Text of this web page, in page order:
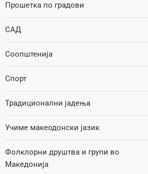
Прошетка по градови
САД
Соопштенија
Спорт
Традиционални јадења
Учиме макеодонски јазик
Фолклорни друштва и групи во
Македонија